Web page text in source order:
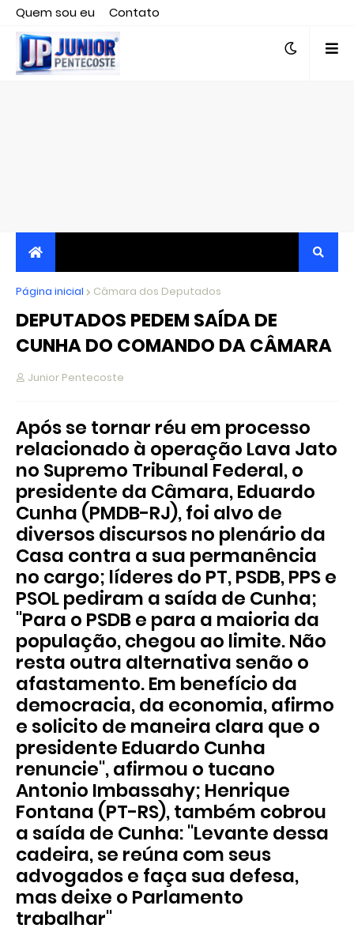
Quem sou eu
Contato
Editor responsável, jornalista Clovis Almeida.
JORNALISMO INDEPENDENTE, TRANSPARENTE E
CRÍTICO
Página inicial Câmara dos Deputados
DEPUTADOS PEDEM SAÍDA DE
CUNHA DO COMANDO DA CÂMARA
Junior Pentecoste
Após se tornar réu em processo
relacionado à operação Lava Jato
no Supremo Tribunal Federal, o
presidente da Câmara, Eduardo
Cunha (PMDB-RJ), foi alvo de
diversos discursos no plenário da
Casa contra a sua permanência
no cargo; líderes do PT, PSDB, PPS e
PSOL pediram a saída de Cunha;
"Para o PSDB e para a maioria da
população, chegou ao limite. Não
resta outra alternativa senão o
afastamento. Em benefício da
democracia, da economia, afirmo
e solicito de maneira clara que o
presidente Eduardo Cunha
renuncie", afirmou o tucano
Antonio Imbassahy; Henrique
Fontana (PT-RS), também cobrou
a saída de Cunha: "Levante dessa
cadeira, se reúna com seus
advogados e faça sua defesa,
mas deixe o Parlamento
trabalhar"